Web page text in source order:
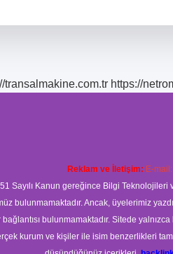
transalmakine.com.tr https://
Reklam ve İletişim: E-mail:
Sayılı Kanun gereğince Bilgi
bulunmamaktadır. Ancak, üyelerimiz
bulunmamaktadır. Sitede
kurum ve kişiler ile isim benzerlikleri